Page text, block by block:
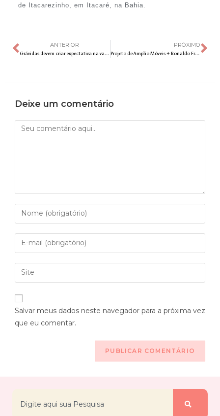
de Itacarezinho, em Itacaré, na Bahia.
ANTERIOR
Grávidas devem criar expectativa na vacina contra o coronavírus?
PRÓXIMO
Projeto de Amplio Móveis + Ronaldo Fraga leva Minas às casas brasileiras
Deixe um comentário
Salvar meus dados neste navegador para a próxima vez
que eu comentar.